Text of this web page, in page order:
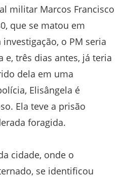
militar Marcos Francisco
que se matou em
o PM seria
e, três dias antes, já teria
dela em uma
Elisângela é
Ela teve a prisão
foragida.
cidade, onde o
se identificou